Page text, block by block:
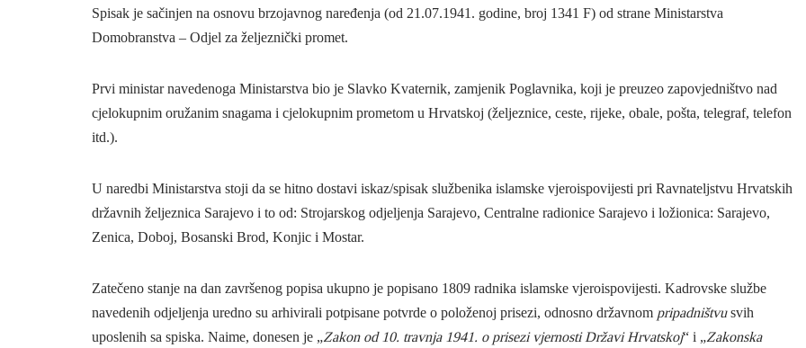
Spisak je sačinjen na osnovu brzojavnog naređenja (od 21.07.1941. godine, broj 1341 F) od strane Ministarstva
Domobranstva – Odjel za željeznički promet.
Prvi ministar navedenoga Ministarstva bio je Slavko Kvaternik, zamjenik Poglavnika, koji je preuzeo zapovjedništvo nad
cjelokupnim oružanim snagama i cjelokupnim prometom u Hrvatskoj (željeznice, ceste, rijeke, obale, pošta, telegraf, telefon
itd.).
U naredbi Ministarstva stoji da se hitno dostavi iskaz/spisak službenika islamske vjeroispovijesti pri Ravnateljstvu Hrvatskih
državnih željeznica Sarajevo i to od: Strojarskog odjeljenja Sarajevo, Centralne radionice Sarajevo i ložionica: Sarajevo,
Zenica, Doboj, Bosanski Brod, Konjic i Mostar.
Zatečeno stanje na dan završenog popisa ukupno je popisano 1809 radnika islamske vjeroispovijesti. Kadrovske službe
navedenih odjeljenja uredno su arhivirali potpisane potvrde o položenoj prisezi, odnosno državnom pripadništvusvih
uposlenih sa spiska. Naime, donesen je „Zakon od 10. travnja 1941. o prisezi vjernosti Državi Hrvatskoj“ i „Zakonska